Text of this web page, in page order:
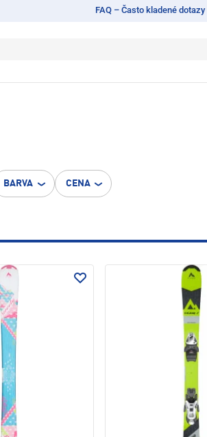
FAQ – Často kladené dotazy
BARVA CENA